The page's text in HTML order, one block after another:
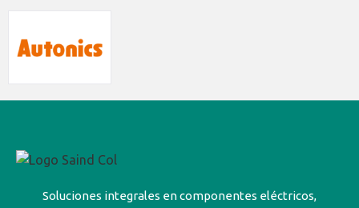
Soluciones integrales en componentes eléctricos,